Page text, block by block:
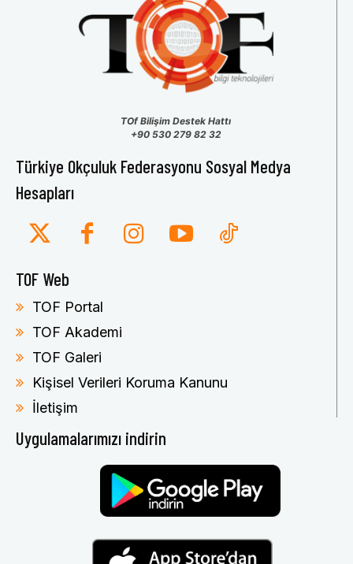
TOf Bilişim Destek Hattı
+90 530 279 82 32
Türkiye Okçuluk Federasyonu Sosyal Medya
Hesapları
TOF Web
TOF Portal
TOF Akademi
TOF Galeri
Kişisel Verileri Koruma Kanunu
İletişim
Uygulamalarımızı indirin